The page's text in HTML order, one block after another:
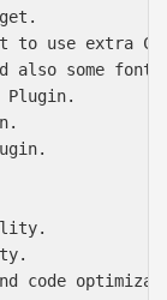
to use extra
also some
Plugin.